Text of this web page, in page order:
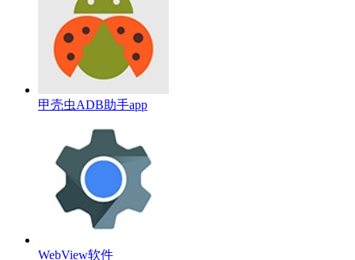
甲壳虫ADB助手app
WebView软件